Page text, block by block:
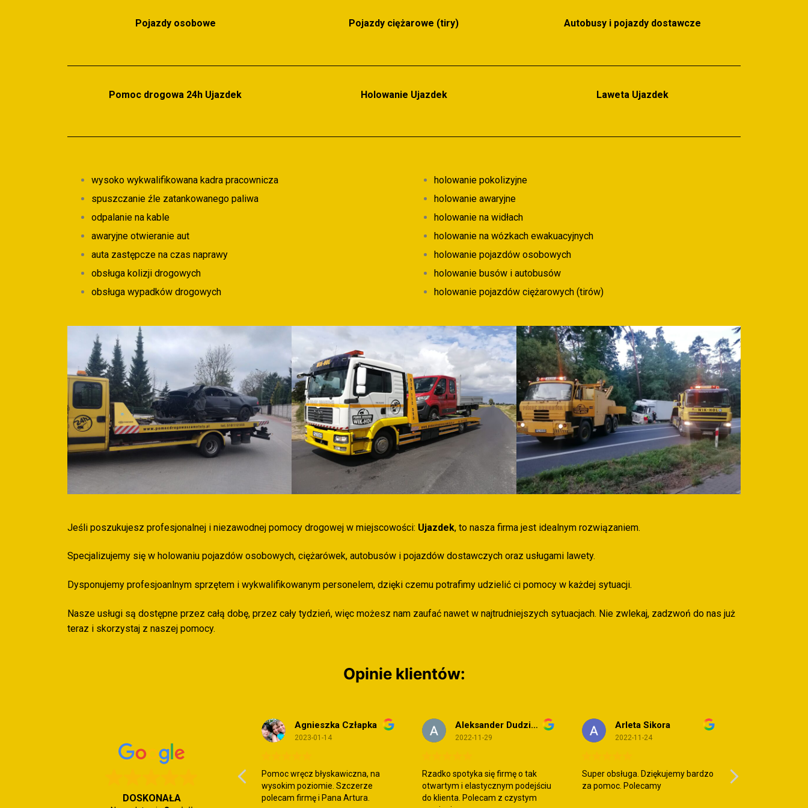
Pojazdy osobowe Pojazdy ciężarowe (tiry) Autobusy i pojazdy dostawcze
Pomoc drogowa 24h Ujazdek Holowanie Ujazdek Laweta Ujazdek
wysoko wykwalifikowana kadra pracownicza
spuszczanie źle zatankowanego paliwa
odpalanie na kable
awaryjne otwieranie aut
auta zastępcze na czas naprawy
obsługa kolizji drogowych
obsługa wypadków drogowych
holowanie pokolizyjne
holowanie awaryjne
holowanie na widłach
holowanie na wózkach ewakuacyjnych
holowanie pojazdów osobowych
holowanie busów i autobusów
holowanie pojazdów ciężarowych (tirów)
Jeśli poszukujesz profesjonalnej i niezawodnej pomocy drogowej w miejscowości: Ujazdek, to nasza firma jest idealnym rozwiązaniem.
Specjalizujemy się w holowaniu pojazdów osobowych, ciężarówek, autobusów i pojazdów dostawczych oraz usługami lawety.
Dysponujemy profesjoanlnym sprzętem i wykwalifikowanym personelem, dzięki czemu potrafimy udzielić ci pomocy w każdej sytuacji.
Nasze usługi są dostępne przez całą dobę, przez cały tydzień, więc możesz nam zaufać nawet w najtrudniejszych sytuacjach. Nie zwlekaj, zadzwoń do nas już
teraz i skorzystaj z naszej pomocy.
Opinie klientów:
DOSKONAŁA
Agnieszka Człapka
2023-01-14
Pomoc wręcz błyskawiczna, na
wysokim poziomie. Szczerze
polecam firmę i Pana Artura.
Aleksander Dudziak
2022-11-29
Rzadko spotyka się firmę o tak
otwartym i elastycznym podejściu
do klienta. Polecam z czystym
Arleta Sikora
2022-11-24
Super obsługa. Dziękujemy bardzo
za pomoc. Polecamy